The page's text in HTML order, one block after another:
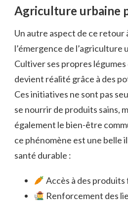
Agriculture urbaine
Un autre aspect de ce retour
l’émergence de
Cultiver ses propres légumes
devient réalité grâce à des
Ces initiatives ne sont pas
se nourrir de produits sains,
également le bien-être
ce phénomène est une belle
santé durable :
Accès à des produits
Renforcement des